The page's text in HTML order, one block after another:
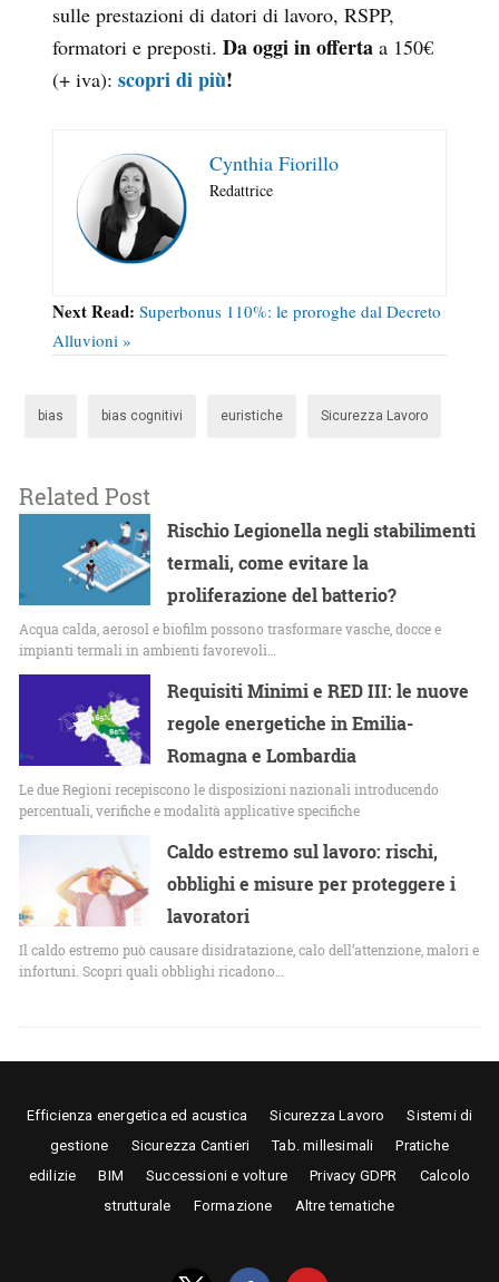
sulle prestazioni di datori di lavoro, RSPP,
formatori e preposti. Da oggi in offerta a 150€
(+ iva): scopri di più!
Cynthia Fiorillo
Redattrice
Next Read: Superbonus 110%: le proroghe dal Decreto
Alluvioni »
bias bias cognitivi euristiche Sicurezza Lavoro
Related Post
Rischio Legionella negli stabilimenti
termali, come evitare la
proliferazione del batterio?
Acqua calda, aerosol e biofilm possono trasformare vasche, docce e
impianti termali in ambienti favorevoli…
Requisiti Minimi e RED III: le nuove
regole energetiche in Emilia-
Romagna e Lombardia
Le due Regioni recepiscono le disposizioni nazionali introducendo
percentuali, verifiche e modalità applicative specifiche
Caldo estremo sul lavoro: rischi,
obblighi e misure per proteggere i
lavoratori
Il caldo estremo può causare disidratazione, calo dell’attenzione, malori e
infortuni. Scopri quali obblighi ricadono…
Efficienza energetica ed acustica Sicurezza Lavoro
Sistemi di
gestione
Sicurezza Cantieri Tab. millesimali
Pratiche
edilizie
BIM Successioni e volture Privacy GDPR
Calcolo
strutturale
Formazione Altre tematiche